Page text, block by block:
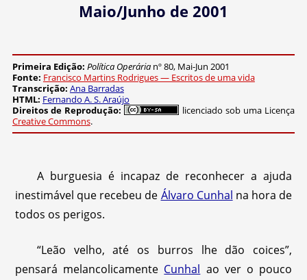
Maio/Junho de 2001
Primeira Edição: Política Operárianº 80, Mai-Jun 2001
Fonte: Francisco Martins Rodrigues — Escritos de uma vida
Transcrição: Ana Barradas
HTML: Fernando A. S. Araújo
Direitos de Reprodução:
licenciado sob uma Licença
Creative Commons.
A burguesia é incapaz de reconhecer a ajuda
inestimável que recebeu de Álvaro Cunhal na hora de
todos os perigos.
“Leão velho, até os burros lhe dão coices”,
pensará melancolicamente Cunhal ao ver o pouco